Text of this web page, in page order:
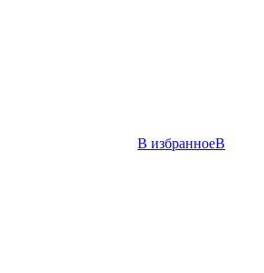
В избранноеВ